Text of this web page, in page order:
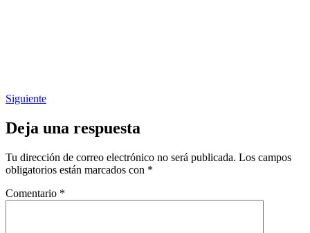
Siguiente
Deja una respuesta
Tu dirección de correo electrónico no será publicada. Los campos
obligatorios están marcados con *
Comentario *